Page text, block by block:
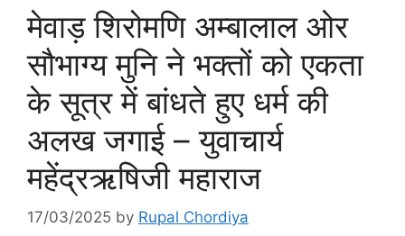
मेवाड़ शिरोमणि अम्बालाल ओर
सौभाग्य मुनि ने भक्तों को एकता
के सूत्र में बांधते हुए धर्म की
अलख जगाई – युवाचार्य
महेंद्रऋषिजी महाराज
17/03/2025 by Rupal Chordiya